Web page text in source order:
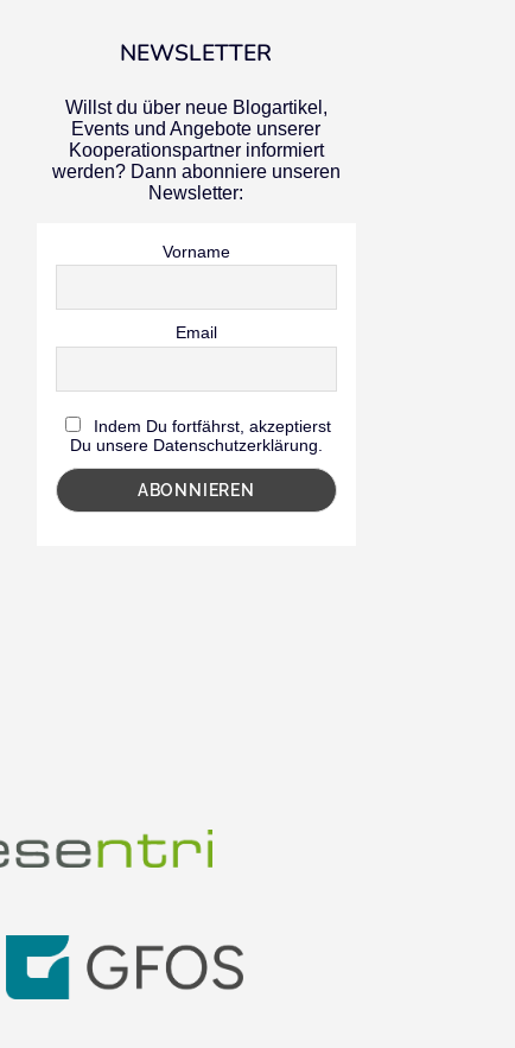
NEWSLETTER
Willst du über neue Blogartikel,
Events und Angebote unserer
Kooperationspartner informiert
werden? Dann abonniere unseren
Newsletter:
Vorname
Email
Indem Du fortfährst, akzeptierst
Du unsere Datenschutzerklärung.